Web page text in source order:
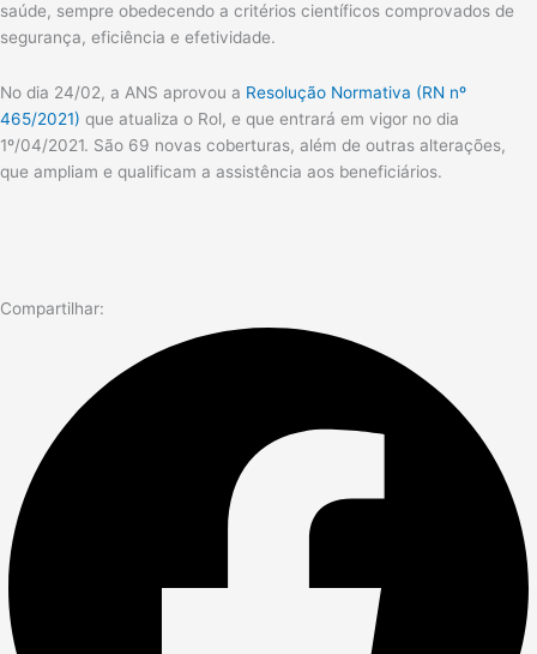
saúde, sempre obedecendo a critérios científicos comprovados de
segurança, eficiência e efetividade.
No dia 24/02, a ANS aprovou a Resolução Normativa (RN nº
465/2021) que atualiza o Rol, e que entrará em vigor no dia
1º/04/2021. São 69 novas coberturas, além de outras alterações,
que ampliam e qualificam a assistência aos beneficiários.
Compartilhar: